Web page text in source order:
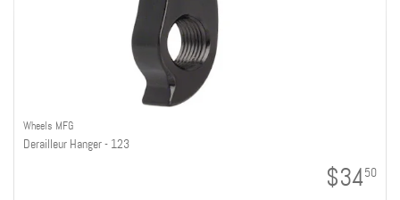
Wheels MFG
Derailleur Hanger - 123
$3450